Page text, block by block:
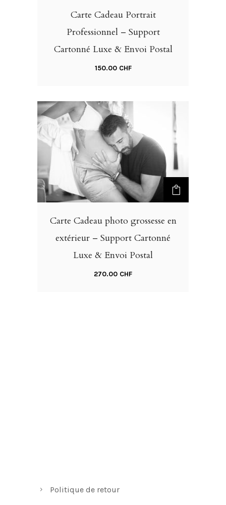
Carte Cadeau Portrait
Professionnel – Support
Cartonné Luxe & Envoi Postal
150.00 CHF
Carte Cadeau photo grossesse en
extérieur – Support Cartonné
Luxe & Envoi Postal
270.00 CHF
Politique de retour